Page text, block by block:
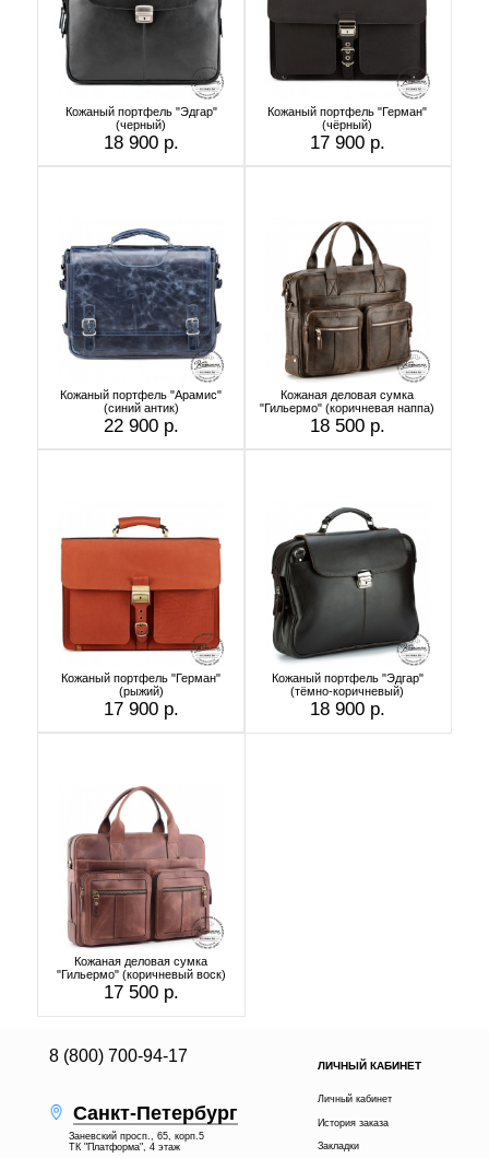
Кожаный портфель "Эдгар"
(черный)
18 900 р.
Кожаный портфель "Герман"
(чёрный)
17 900 р.
Кожаный портфель "Арамис"
(синий антик)
22 900 р.
Кожаная деловая сумка
"Гильермо" (коричневая наппа)
18 500 р.
Кожаный портфель "Герман"
(рыжий)
17 900 р.
Кожаный портфель "Эдгар"
(тёмно-коричневый)
18 900 р.
Кожаная деловая сумка
"Гильермо" (коричневый воск)
17 500 р.
8 (800) 700-94-17
Санкт-Петербург
Заневский просп., 65, корп.5
ТК "Платформа", 4 этаж
ЛИЧНЫЙ КАБИНЕТ
Личный кабинет
История заказа
Закладки